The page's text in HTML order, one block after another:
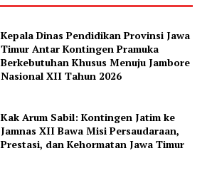
Kepala Dinas Pendidikan Provinsi Jawa
Timur Antar Kontingen Pramuka
Berkebutuhan Khusus Menuju Jambore
Nasional XII Tahun 2026
Kak Arum Sabil: Kontingen Jatim ke
Jamnas XII Bawa Misi Persaudaraan,
Prestasi, dan Kehormatan Jawa Timur